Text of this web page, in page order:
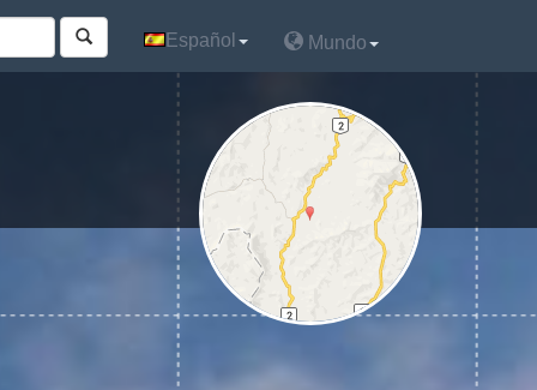
Español Mundo
Español Mundo